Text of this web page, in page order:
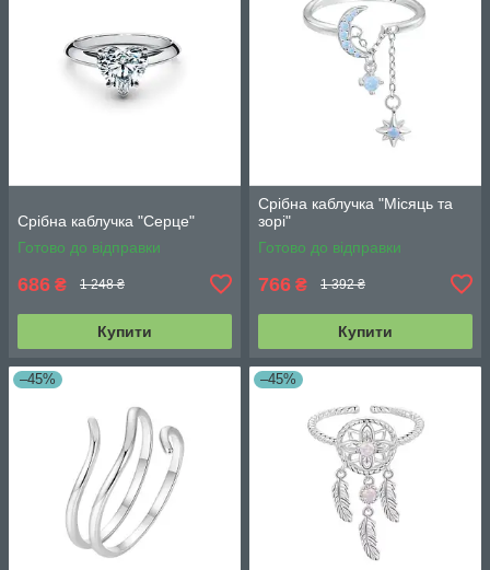
Срібна каблучка "Серце"
Готово до відправки
686 ₴ 1 248 ₴
Купити
Срібна каблучка "Місяць та
зорі"
Готово до відправки
766 ₴ 1 392 ₴
Купити
–45% –45%